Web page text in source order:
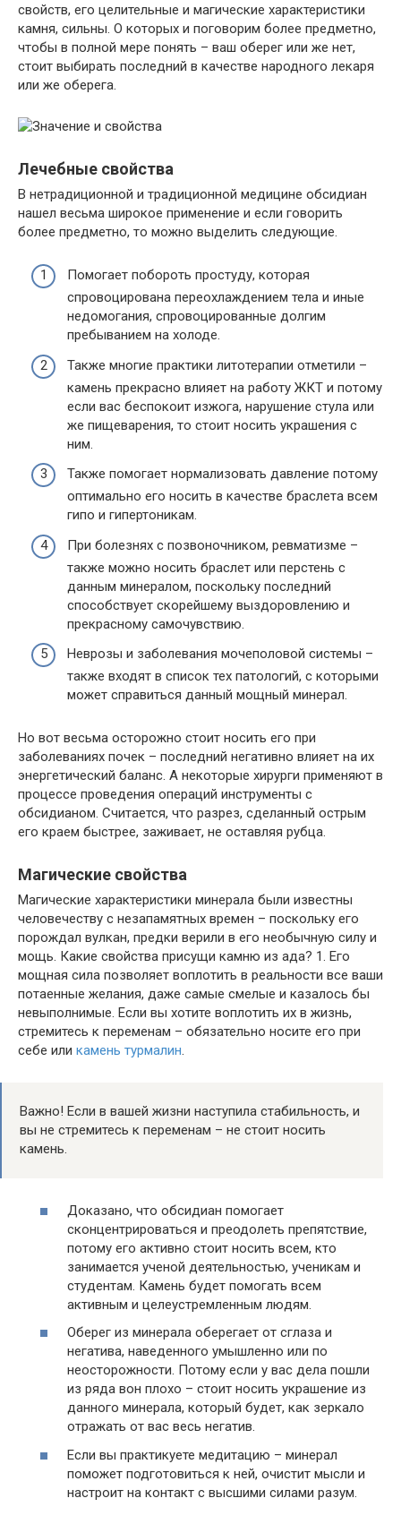
свойств, его целительные и магические характеристики
камня, сильны. О которых и поговорим более предметно,
чтобы в полной мере понять – ваш оберег или же нет,
стоит выбирать последний в качестве народного лекаря
или же оберега.
Лечебные свойства
В нетрадиционной и традиционной медицине обсидиан
нашел весьма широкое применение и если говорить
более предметно, то можно выделить следующие.
Помогает побороть простуду, которая
спровоцирована переохлаждением тела и иные
недомогания, спровоцированные долгим
пребыванием на холоде.
Также многие практики литотерапии отметили –
камень прекрасно влияет на работу ЖКТ и потому
если вас беспокоит изжога, нарушение стула или
же пищеварения, то стоит носить украшения с
ним.
Также помогает нормализовать давление потому
оптимально его носить в качестве браслета всем
гипо и гипертоникам.
При болезнях с позвоночником, ревматизме –
также можно носить браслет или перстень с
данным минералом, поскольку последний
способствует скорейшему выздоровлению и
прекрасному самочувствию.
Неврозы и заболевания мочеполовой системы –
также входят в список тех патологий, с которыми
может справиться данный мощный минерал.
Но вот весьма осторожно стоит носить его при
заболеваниях почек – последний негативно влияет на их
энергетический баланс. А некоторые хирурги применяют в
процессе проведения операций инструменты с
обсидианом. Считается, что разрез, сделанный острым
его краем быстрее, заживает, не оставляя рубца.
Магические свойства
Магические характеристики минерала были известны
человечеству с незапамятных времен – поскольку его
порождал вулкан, предки верили в его необычную силу и
мощь. Какие свойства присущи камню из ада? 1. Его
мощная сила позволяет воплотить в реальности все ваши
потаенные желания, даже самые смелые и казалось бы
невыполнимые. Если вы хотите воплотить их в жизнь,
стремитесь к переменам – обязательно носите его при
себе или камень турмалин.
Важно! Если в вашей жизни наступила стабильность, и
вы не стремитесь к переменам – не стоит носить
камень.
Доказано, что обсидиан помогает
сконцентрироваться и преодолеть препятствие,
потому его активно стоит носить всем, кто
занимается ученой деятельностью, ученикам и
студентам. Камень будет помогать всем
активным и целеустремленным людям.
Оберег из минерала оберегает от сглаза и
негатива, наведенного умышленно или по
неосторожности. Потому если у вас дела пошли
из ряда вон плохо – стоит носить украшение из
данного минерала, который будет, как зеркало
отражать от вас весь негатив.
Если вы практикуете медитацию – минерал
поможет подготовиться к ней, очистит мысли и
настроит на контакт с высшими силами разум.